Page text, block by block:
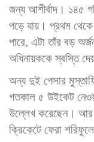
জন্য আশীর্বাদ। ১৪৫
পড়ে যায়। প্রথম
পারে, এটা তাঁর বড়
অধিনায়ককে স্বস্তি
অন্য দুই পেসার
গতকাল ৫ উইকেট
উল্লেখ করেছেন। আর
ক্রিকেটে ফেরা